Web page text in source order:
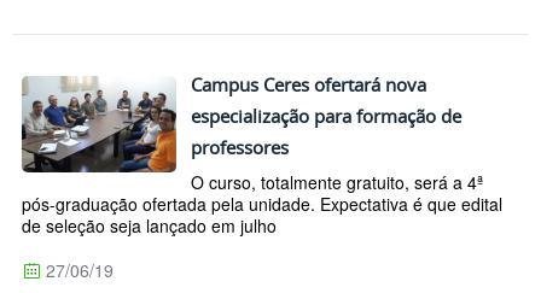
Campus Ceres ofertará nova
especialização para formação de
professores
O curso, totalmente gratuito, será a 4ª
pós-graduação ofertada pela unidade. Expectativa é que edital
de seleção seja lançado em julho
27/06/19